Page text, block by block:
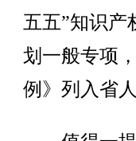
五五”知识产
划一般专项
例》列入省